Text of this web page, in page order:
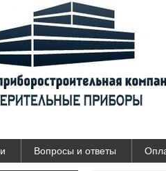
Вопросы и ответы